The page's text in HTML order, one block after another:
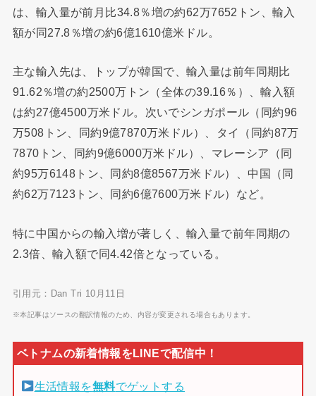
は、輸入量が前月比34.8％増の約62万7652トン、輸入
額が同27.8％増の約6億1610億米ドル。
主な輸入先は、トップが韓国で、輸入量は前年同期比
91.62％増の約2500万トン（全体の39.16％）、輸入額
は約27億4500万米ドル。次いでシンガポール（同約96
万508トン、同約9億7870万米ドル）、タイ（同約87万
7870トン、同約9億6000万米ドル）、マレーシア（同
約95万6148トン、同約8億8567万米ドル）、中国（同
約62万7123トン、同約6億7600万米ドル）など。
特に中国からの輸入増が著しく、輸入量で前年同期の
2.3倍、輸入額で同4.42倍となっている。
引用元：Dan Tri 10月11日
※本記事はソースの翻訳情報のため、内容が変更される場合もあります。
生活情報を無料でゲットする